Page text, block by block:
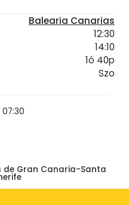
Balearia Canarias
12:30
14:10
1ó 40p
Szo
de Gran Canaria-Santa